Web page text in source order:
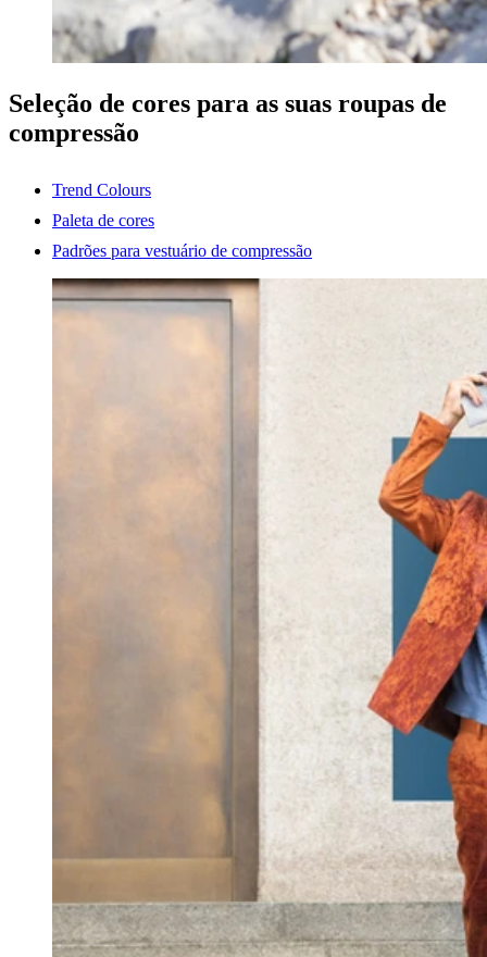
Seleção de cores para as suas roupas de
compressão
Trend Colours
Paleta de cores
Padrões para vestuário de compressão